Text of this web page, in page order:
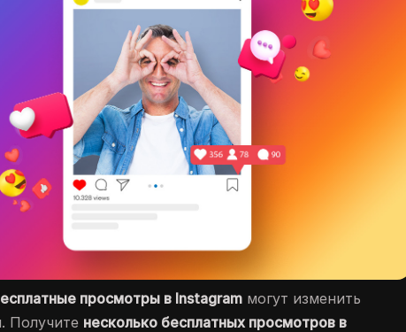
просмотры в Instagram могут изменить
Получите несколько бесплатных просмотров в